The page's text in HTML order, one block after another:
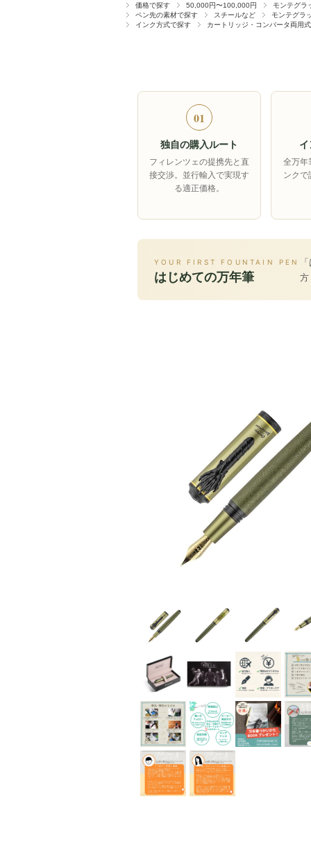
価格で探す
50,000円〜100,000円
モンテグラ
ペン先の素材で探す
スチールなど
モンテグラ
インク方式で探す
カートリッジ・コンバータ両用
01
独自の購入ルート
フィレンツェの提携先と直
接交渉。並行輸入で実現す
る適正価格。
全万年
ンクで
YOUR FIRST FOUNTAIN PEN
はじめての万年筆
方